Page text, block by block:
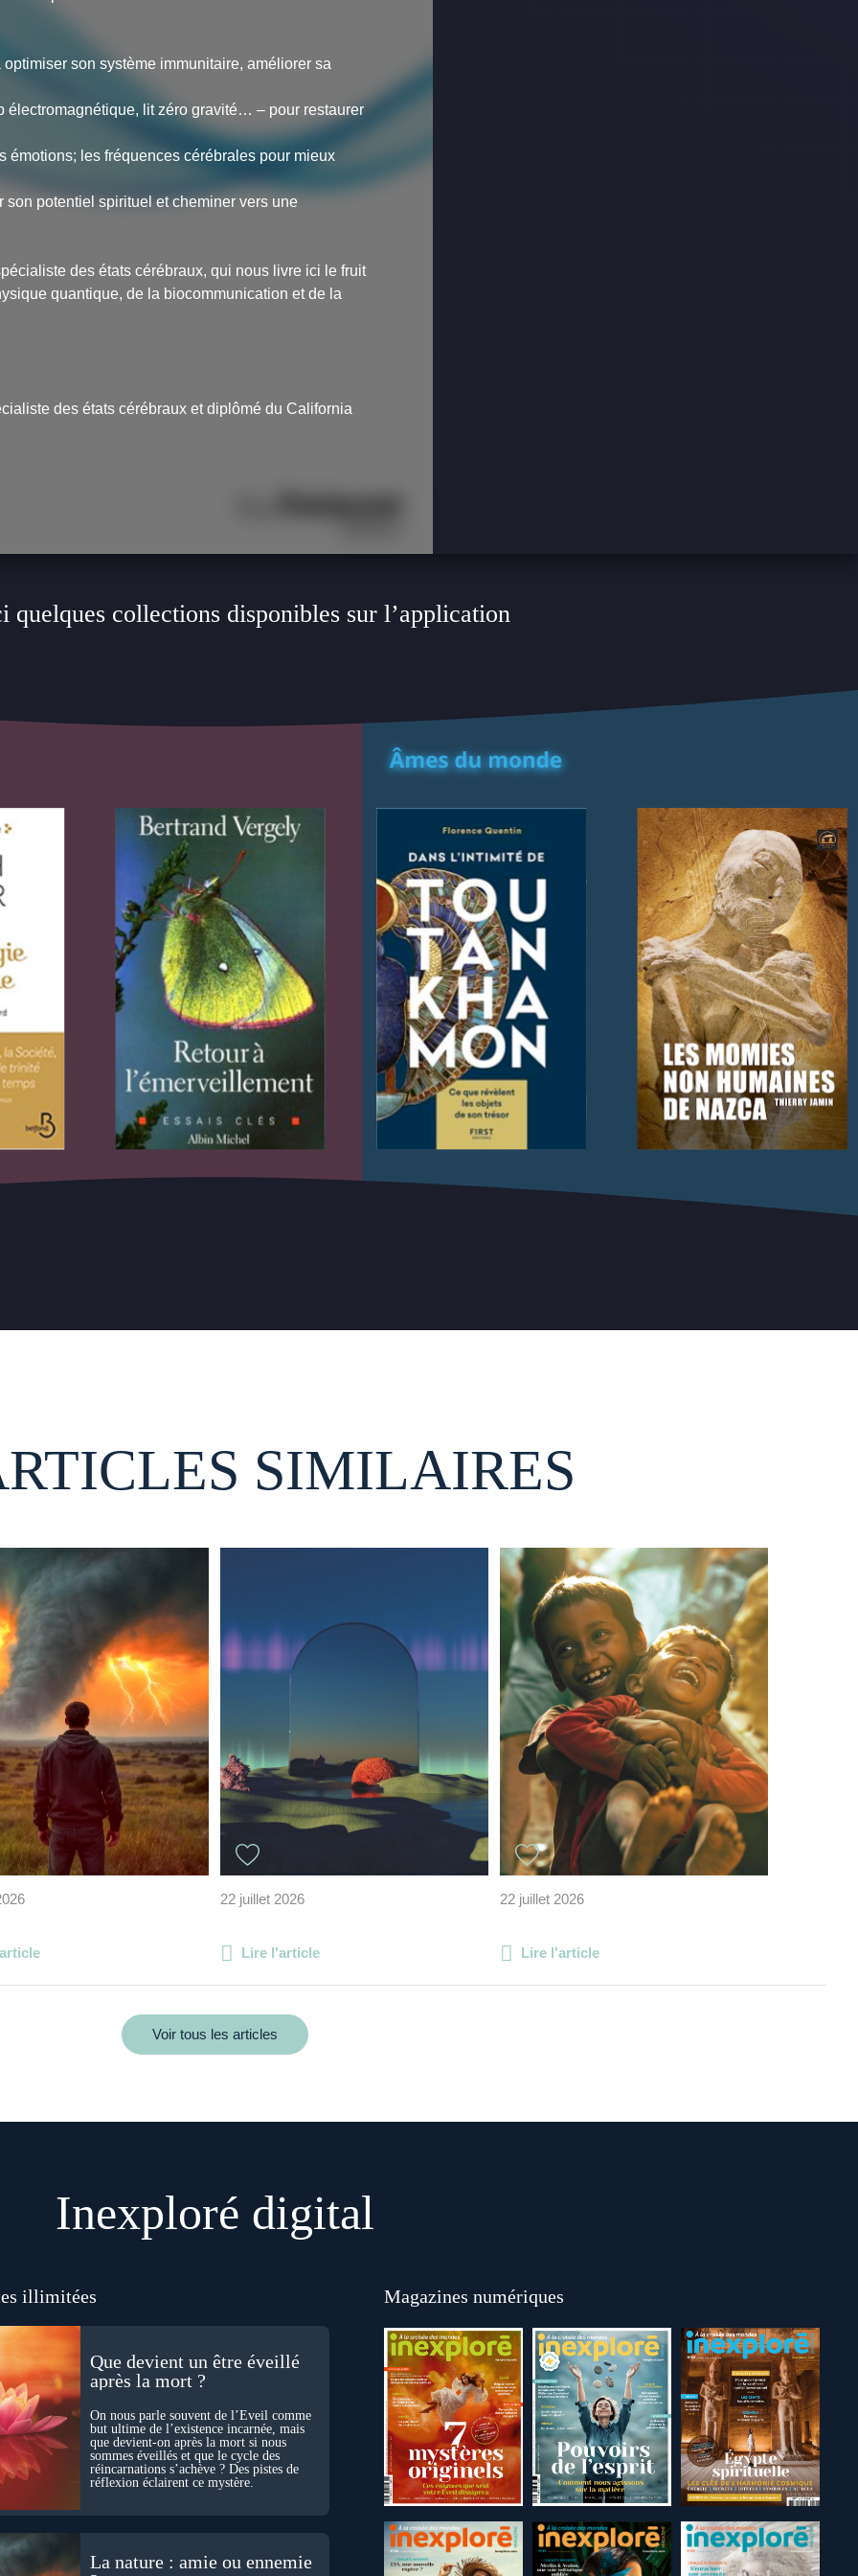
son système immunitaire, améliorer sa
électromagnétique, lit zéro gravité… – pour restaurer
émotions; les fréquences cérébrales pour mieux
potentiel spirituel et cheminer vers une
des états cérébraux, qui nous livre ici le fruit
quantique, de la biocommunication et de la
des états cérébraux et diplômé du California
quelques collections disponibles sur l’application
SIMILAIRES
22 juillet 2026
Lire l'article
22 juillet 2026
Lire l'article
Voir tous les articles
Inexploré digital
illimitées
Que devient un être éveillé
après la mort ?
On nous parle souvent de l’Éveil comme
but ultime de l’existence incarnée, mais
que devient-on après la mort si nous
sommes éveillés et que le cycle des
réincarnations s’achève ? Des pistes de
réflexion éclairent ce mystère.
La nature : amie ou ennemie
Magazines numériques